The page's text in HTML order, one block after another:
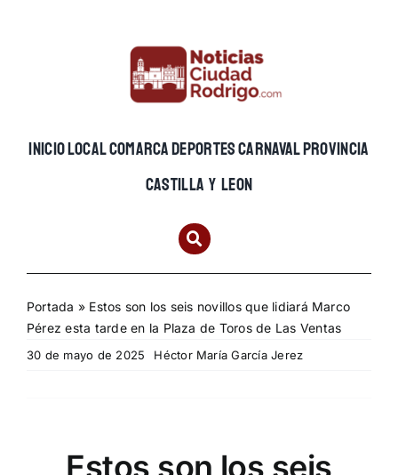
INICIOLOCALCOMARCADEPORTESCARNAVALPROVINCIA
CASTILLA Y LEON
Portada » Estos son los seis novillos que lidiará Marco
Pérez esta tarde en la Plaza de Toros de Las Ventas
30 de mayo de 2025 Héctor María García Jerez
Estos son los seis